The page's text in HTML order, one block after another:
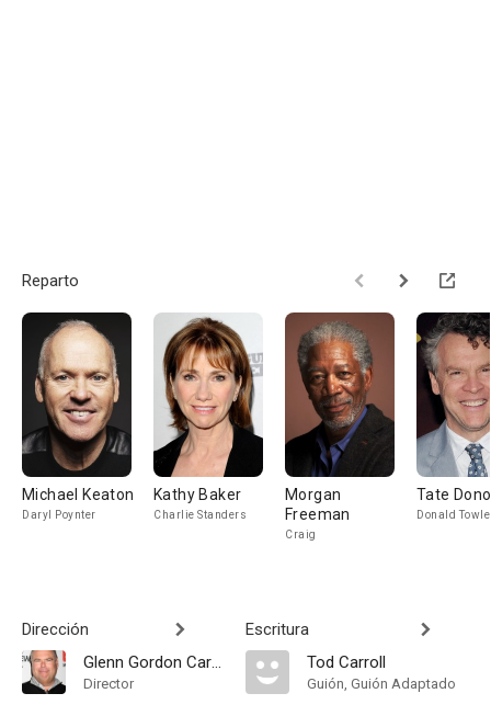
Reparto
Michael Keaton
Daryl Poynter
Kathy Baker
Charlie Standers
Morgan
Freeman
Craig
Tate
Donald Towle
Dirección
Glenn Gordon Caron
Director
Escritura
Tod Carroll
Guión, Guión Adaptado